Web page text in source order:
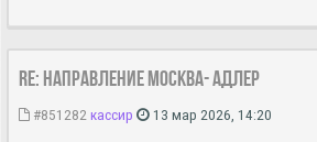
Re: Направление Москва- Адлер
#851282 кассир 13 мар 2026, 14:20